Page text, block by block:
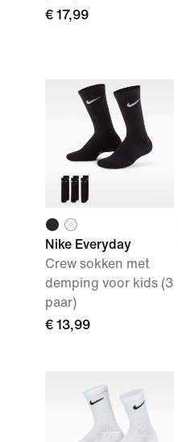
€ 17,99
Nike Everyday
Crew sokken met
demping voor kids (3
paar)
€ 13,99